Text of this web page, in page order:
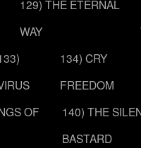
129) THE ETERNAL
WAY
134) CRY
FREEDOM
OF
140) THE
BASTARD